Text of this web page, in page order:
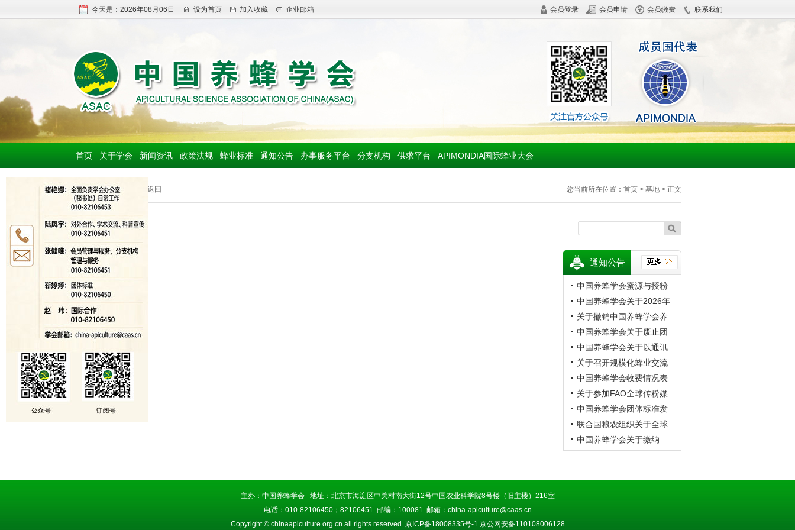
今天是：2026年08月06日 设为首页 加入收藏 企业邮箱 会员登录 会员申请 会员缴费 联系我们
首页 关于学会 新闻资讯 政策法规 蜂业标准 通知公告 办事服务平台 分支机构 供求平台 APIMONDIA国际蜂业大会
基地 >> 返回 您当前所在位置： 首页 > 基地 > 正文
通知公告
中国养蜂学会蜜源与授粉
专业委员会第20次蜜蜂授
粉学术交流会暨向日葵授
粉现场观摩会通知 （第二
轮）
中国养蜂学会关于2026年
学术年会的预通知
关于撤销中国养蜂学会养
蜂者专业委员会的公告
中国养蜂学会关于废止团
体标准《成熟蜂蜜》的公
告
中国养蜂学会关于以通讯
方式召开第九届第四次理
事会的通知
关于召开规模化蜂业交流
观摩会的通知
中国养蜂学会收费情况表
关于参加FAO全球传粉媒
介平台研讨会的通知
中国养蜂学会团体标准发
布公告
联合国粮农组织关于全球
传粉媒介平台研讨会的通
中国养蜂学会关于缴纳
主办：中国养蜂学会 地址：北京市海淀区中关村南大街12号中国农业科学院8号楼（旧主楼）216室
电话：010-82106450；82106451 邮编：100081 邮箱：china-apiculture@caas.cn
Copyright © chinaapiculture.org.cn all rights reserved. 京ICP备18008335号-1 京公网安备110108006128